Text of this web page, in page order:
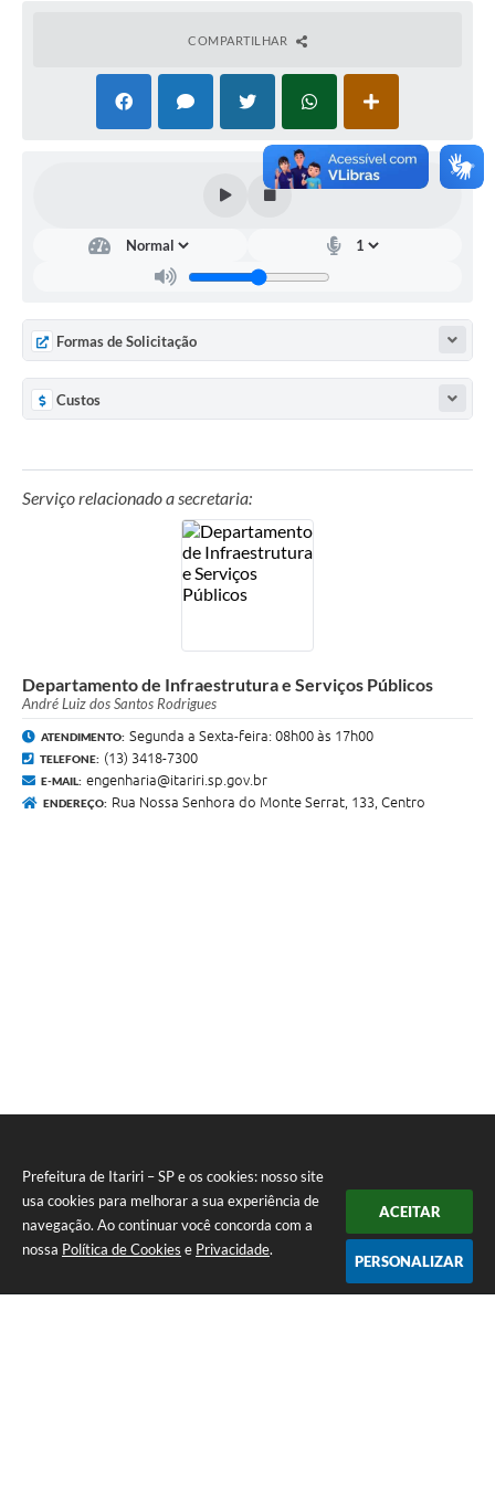
Prefeitura de Itariri – SP e os cookies: nosso site
usa cookies para melhorar a sua experiência de
navegação. Ao continuar você concorda com a
nossa Política de Cookies e Privacidade.
ACEITAR
PERSONALIZAR
COMPARTILHAR
Formas de Solicitação
Custos
Serviço relacionado a secretaria:
Departamento de Infraestrutura e Serviços Públicos
André Luiz dos Santos Rodrigues
ATENDIMENTO: Segunda a Sexta-feira: 08h00 às 17h00
TELEFONE: (13) 3418-7300
E-MAIL: engenharia@itariri.sp.gov.br
ENDEREÇO: Rua Nossa Senhora do Monte Serrat, 133, Centro